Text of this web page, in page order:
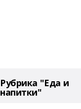
Рубрика "Еда и
напитки"